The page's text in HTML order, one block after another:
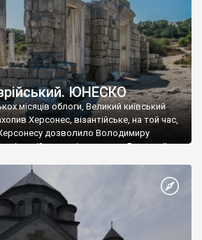
ЮНЕСКО
місяців облоги, Великий київський
Херсонес, візантійське, на той час,
дозволило Володимиру
візантійському імператору Василю ІІ, та
язичник, став Василем-християнином.
Русі. На честь Херсонесу Таврійського